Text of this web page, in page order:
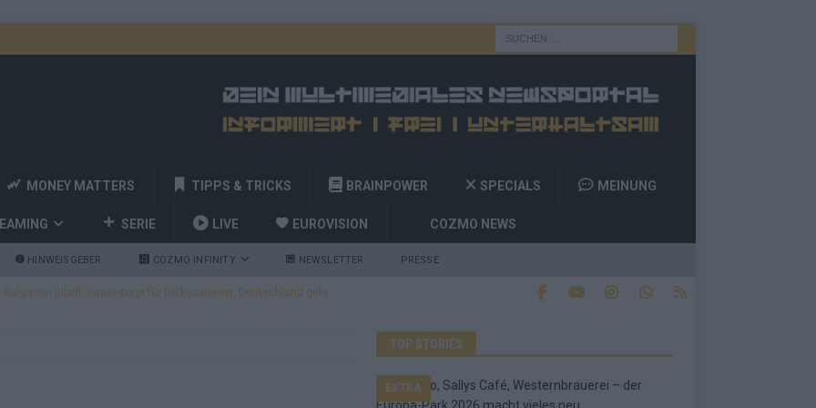
MONEY MATTERS TIPPS & TRICKS BRAINPOWER SPECIALS MEINUNG
SERIE LIVE EUROVISION COZMO NEWS
HINWEISGEBER COZMO INFINITY NEWSLETTER PRESSE
Bulgarien jubelt, Israel sorgt für Diskussionen, Deutschland geht
und Billy Joel – das ESC-Finale wird eine Party
TOP STORIES
EXTRA